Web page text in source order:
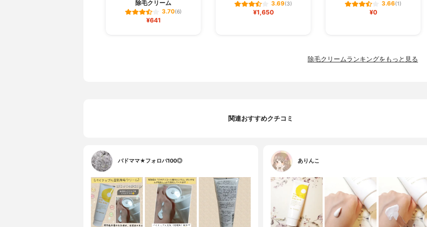
除毛クリーム
3.70(6)
¥641
3.69(3)
¥1,650
3.66(1)
¥0
除毛クリームランキングをもっと見る
関連おすすめクチコミ
バドママ★フォロバ100◎ ありんこ